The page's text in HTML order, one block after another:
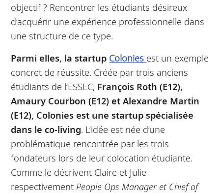
objectif ? Rencontrer les étudiants désireux
d’acquérir une expérience professionnelle dans
une structure de ce type.
Parmi elles, la startup Colonies est un exemple
concret de réussite. Créée par trois anciens
étudiants de l’ESSEC, François Roth (E12),
Amaury Courbon (E12) et Alexandre Martin
(E12), Colonies est une startup spécialisée
dans le co-living. L’idée est née d’une
problématique rencontrée par les trois
fondateurs lors de leur colocation étudiante.
Comme le décrivent Claire et Julie
respectivement People Ops Manager et Chief of